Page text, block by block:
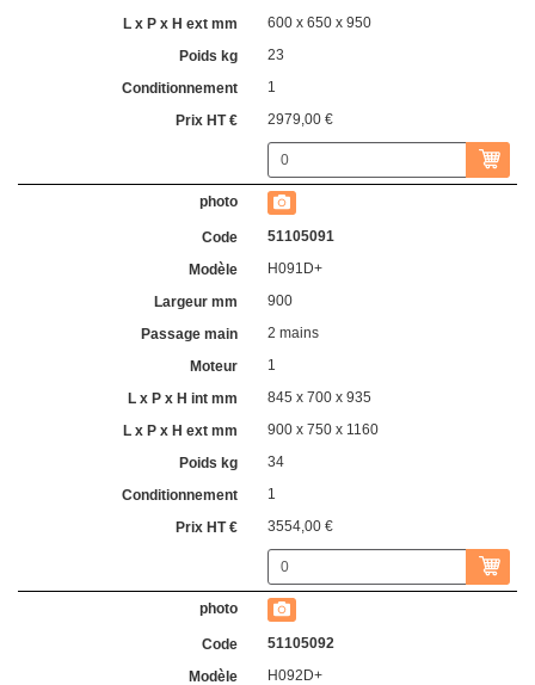
600 x 650 x 950
23
1
2979,00 €
51105091
H091D+
900
2 mains
1
845 x 700 x 935
900 x 750 x 1160
34
1
3554,00 €
51105092
H092D+